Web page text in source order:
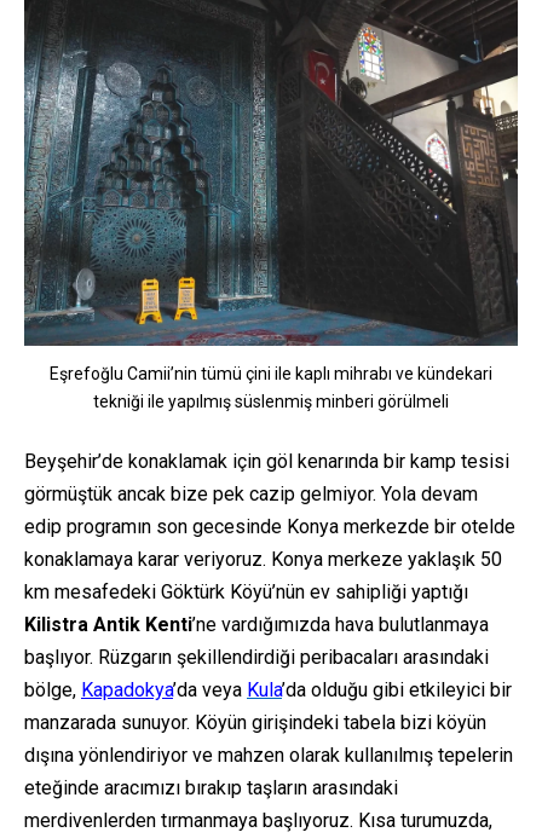
Eşrefoğlu Camii’nin tümü çini ile kaplı mihrabı ve kündekari
tekniği ile yapılmış süslenmiş minberi görülmeli
Beyşehir’de konaklamak için göl kenarında bir kamp tesisi
görmüştük ancak bize pek cazip gelmiyor. Yola devam
edip programın son gecesinde Konya merkezde bir otelde
konaklamaya karar veriyoruz. Konya merkeze yaklaşık 50
km mesafedeki Göktürk Köyü’nün ev sahipliği yaptığı
Kilistra Antik Kenti’ne vardığımızda hava bulutlanmaya
başlıyor. Rüzgarın şekillendirdiği peribacaları arasındaki
bölge, Kapadokya’da veya Kula’da olduğu gibi etkileyici bir
manzarada sunuyor. Köyün girişindeki tabela bizi köyün
dışına yönlendiriyor ve mahzen olarak kullanılmış tepelerin
eteğinde aracımızı bırakıp taşların arasındaki
merdivenlerden tırmanmaya başlıyoruz. Kısa turumuzda,